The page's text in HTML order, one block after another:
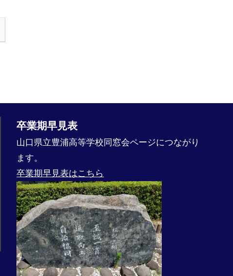
卒業期早見表
山口県立豊浦高等学校同窓会ページにつながり
ます。
卒業期早見表はこちら